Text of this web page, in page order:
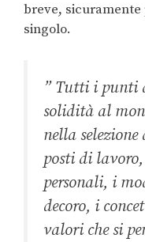
breve, sicuramente
singolo.
” Tutti i punti
solidità al
nella
posti di
personali, i
decoro, i
valori che si